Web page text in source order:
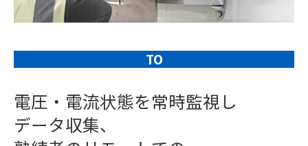
TO
電圧・電流状態を常時監視し
データ収集、